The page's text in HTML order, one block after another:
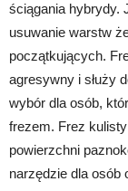
ściągania hybrydy.
usuwanie warstw
początkujących.
agresywny i służy
wybór dla osób,
frezem. Frez kulisty
powierzchni
narzędzie dla osób